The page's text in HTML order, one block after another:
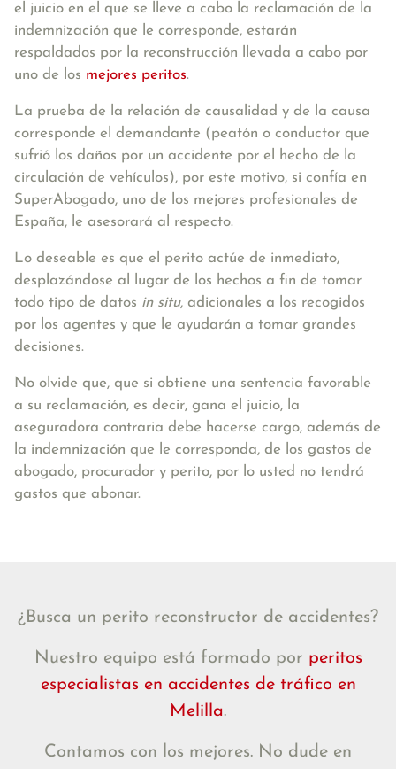
el juicio en el que se lleve a cabo la reclamación de la
indemnización que le corresponde, estarán
respaldados por la reconstrucción llevada a cabo por
uno de los mejores peritos.
La prueba de la relación de causalidad y de la causa
corresponde el demandante (peatón o conductor que
sufrió los daños por un accidente por el hecho de la
circulación de vehículos), por este motivo, si confía en
SuperAbogado, uno de los mejores profesionales de
España, le asesorará al respecto.
Lo deseable es que el perito actúe de inmediato,
desplazándose al lugar de los hechos a fin de tomar
todo tipo de datos in situ, adicionales a los recogidos
por los agentes y que le ayudarán a tomar grandes
decisiones.
No olvide que, que si obtiene una sentencia favorable
a su reclamación, es decir, gana el juicio, la
aseguradora contraria debe hacerse cargo, además de
la indemnización que le corresponda, de los gastos de
abogado, procurador y perito, por lo usted no tendrá
gastos que abonar.
¿Busca un perito reconstructor de accidentes?
Nuestro equipo está formado por peritos
especialistas en accidentes de tráfico en
Melilla.
Contamos con los mejores. No dude en